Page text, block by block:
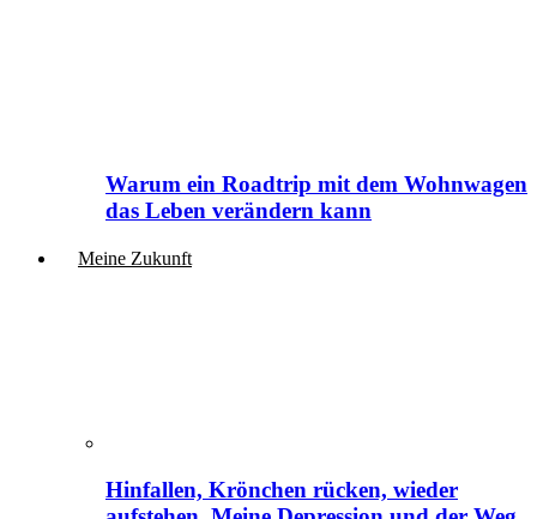
Warum ein Roadtrip mit dem Wohnwagen
das Leben verändern kann
Meine Zukunft
Hinfallen, Krönchen rücken, wieder